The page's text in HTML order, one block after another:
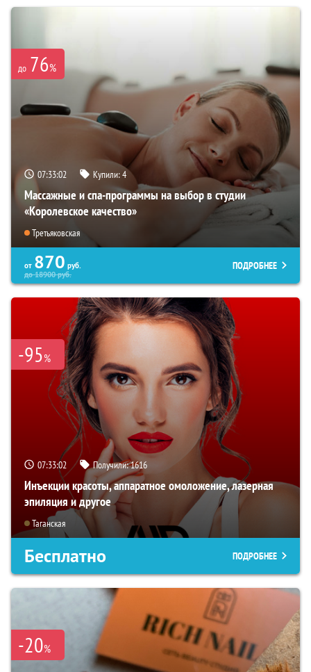
до 76%
07:33:01 Купили:4
Массажные и спа-программы на выбор в студии
«Королевское качество»
Третьяковская
от 870 руб.
до18900руб.
ПОДРОБНЕЕ
-95%
07:33:01 Получили:1616
Инъекции красоты, аппаратное омоложение, лазерная
эпиляция и другое
Таганская
Бесплатно ПОДРОБНЕЕ
-20%